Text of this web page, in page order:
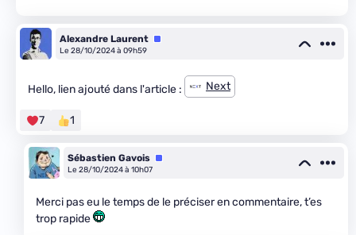
Alexandre Laurent Équipe
Le 28/10/2024 à 09h59
Hello, lien ajouté dans l'article : Next
7 1
Sébastien Gavois Équipe
Le 28/10/2024 à 10h07
Merci pas eu le temps de le préciser en commentaire, t’es
trop rapide